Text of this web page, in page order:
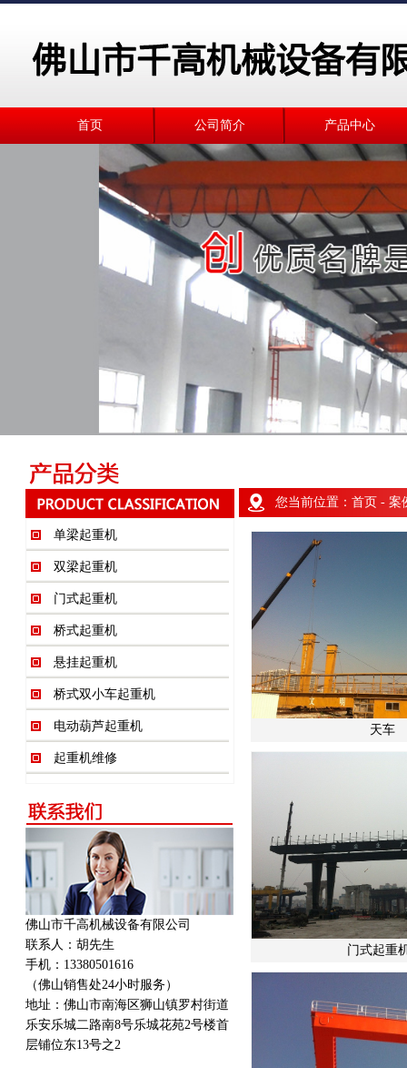
首页 公司简介 产品中心
单梁起重机
双梁起重机
门式起重机
桥式起重机
悬挂起重机
桥式双小车起重机
电动葫芦起重机
起重机维修
佛山市千高机械设备有限公司
联系人：胡先生
手机：13380501616
（佛山销售处24小时服务）
地址： 佛山市南海区狮山镇罗村街道
乐安乐城二路南8号乐城花苑2号楼首
层铺位东13号之2
您当前位置： 首页- 案
天车
门式起重